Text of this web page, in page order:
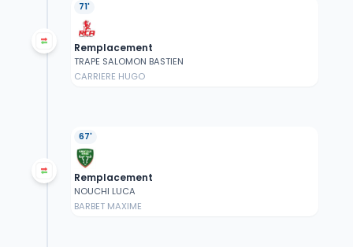
71'
Remplacement
TRAPE SALOMON BASTIEN
CARRIERE HUGO
67'
Remplacement
NOUCHI LUCA
BARBET MAXIME